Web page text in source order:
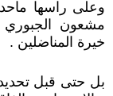
وعلى راسها
مشعون الجبوري
خيرة المناضلين .
بل حتى قبل